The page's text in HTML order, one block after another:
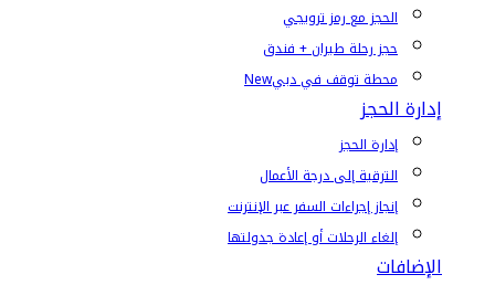
الحجز مع رمز ترويجي
حجز رحلة طيران + فندق
محطة توقف في دبيNew
إدارة الحجز
إدارة الحجز
الترقية إلى درجة الأعمال
إنجاز إجراءات السفر عبر الإنترنت
إلغاء الرحلات أو إعادة جدولتها
الإضافات